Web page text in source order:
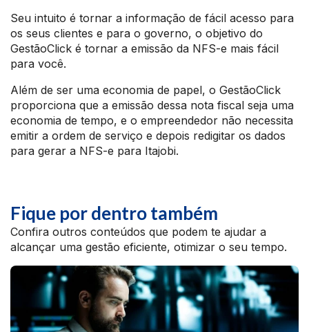
Seu intuito é tornar a informação de fácil acesso para
os seus clientes e para o governo, o objetivo do
GestãoClick é tornar a emissão da NFS-e mais fácil
para você.
Além de ser uma economia de papel, o GestãoClick
proporciona que a emissão dessa nota fiscal seja uma
economia de tempo, e o empreendedor não necessita
emitir a ordem de serviço e depois redigitar os dados
para gerar a NFS-e para Itajobi.
Fique por dentro também
Confira outros conteúdos que podem te ajudar a
alcançar uma gestão eficiente, otimizar o seu tempo.